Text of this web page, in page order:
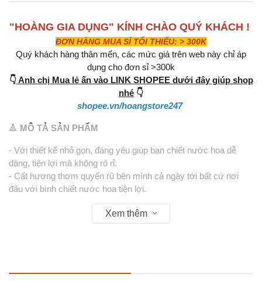
"HOÀNG GIA DỤNG" KÍNH CHÀO QUÝ KHÁCH !
ĐƠN HÀNG MUA SỈ TỐI THIỂU: > 300K
Quý khách hàng thân mến, các mức giá trên web này chỉ áp
dụng cho đơn sỉ >300k
👇Anh chị Mua lẻ ấn vào LINK SHOPEE dưới đây giúp shop
nhé 👇
shopee.vn/hoangstore247
🔺 MÔ TẢ SẢN PHẨM
- Với thiết kế nhỏ gọn, đáng yêu giúp bạn chiết nước hoa dễ
dàng, tiện lợi mà không rò rỉ.
- Cất hương thơm quyến rũ bên mình cả ngày tới bất cứ nơi
đâu với bình chiết nước hoa tiện lợi.
kiểm tra lượng nước hoa còn lại trong lọ.
Xem thêm